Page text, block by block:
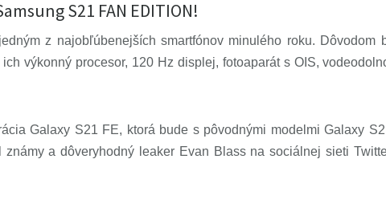
S21 FAN EDITION!
z najobľúbenejších smartfónov minulého roku. Dôvodom
výkonný procesor, 120 Hz displej, fotoaparát s OIS,
Galaxy S21 FE, ktorá bude s pôvodnými modelmi Galaxy
a dôveryhodný leaker Evan Blass na sociálnej sieti